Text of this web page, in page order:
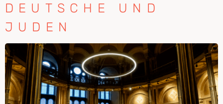
DEUTSCHE UND
JUDEN